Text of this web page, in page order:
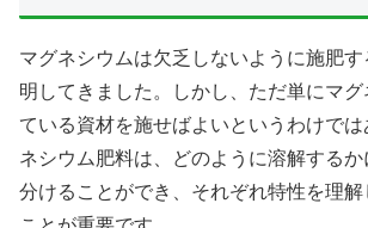
マグネシウムは欠乏しないように施肥
明してきました。しかし、ただ単にマ
ている資材を施せばよいというわけで
ネシウム肥料は、どのように溶解する
分けることができ、それぞれ特性を理